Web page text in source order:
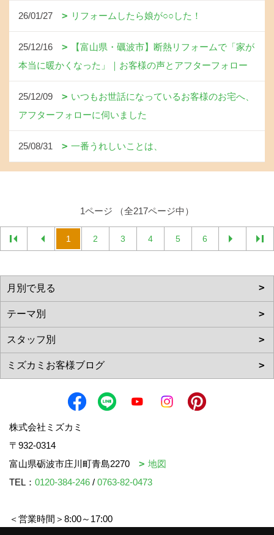
26/01/27 リフォームしたら娘が○○した！
25/12/16
【富山県・礪波市】断熱リフォームで「家が
本当に暖かくなった」｜お客様の声とアフターフォロー
25/12/09
いつもお世話になっているお客様のお宅へ、
アフターフォローに伺いました
25/08/31 一番うれしいことは、
1ページ （全217ページ中）
1 2 3 4 5 6
株式会社ミズカミ
〒932-0314
富山県砺波市庄川町青島2270
地図
TEL： 0120-384-246 / 0763-82-0473
＜営業時間＞8:00～17:00